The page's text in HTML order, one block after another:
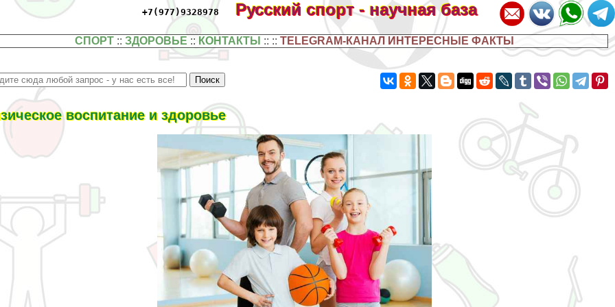
+7(977)9328978 Русский спорт - научная база
СПОРТ ::ЗДОРОВЬЕ :: КОНТАКТЫ :: ::TELEGRAM-КАНАЛ ИНТЕРЕСНЫЕ ФАКТЫ
воспитание и здоровье